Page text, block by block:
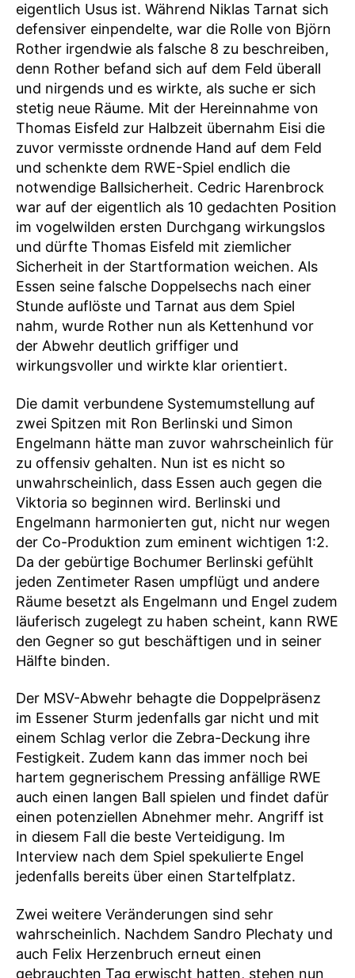
eigentlich Usus ist. Während Niklas Tarnat sich
defensiver einpendelte, war die Rolle von Björn
Rother irgendwie als falsche 8 zu beschreiben,
denn Rother befand sich auf dem Feld überall
und nirgends und es wirkte, als suche er sich
stetig neue Räume. Mit der Hereinnahme von
Thomas Eisfeld zur Halbzeit übernahm Eisi die
zuvor vermisste ordnende Hand auf dem Feld
und schenkte dem RWE-Spiel endlich die
notwendige Ballsicherheit. Cedric Harenbrock
war auf der eigentlich als 10 gedachten Position
im vogelwilden ersten Durchgang wirkungslos
und dürfte Thomas Eisfeld mit ziemlicher
Sicherheit in der Startformation weichen. Als
Essen seine falsche Doppelsechs nach einer
Stunde auflöste und Tarnat aus dem Spiel
nahm, wurde Rother nun als Kettenhund vor
der Abwehr deutlich griffiger und
wirkungsvoller und wirkte klar orientiert.
Die damit verbundene Systemumstellung auf
zwei Spitzen mit Ron Berlinski und Simon
Engelmann hätte man zuvor wahrscheinlich für
zu offensiv gehalten. Nun ist es nicht so
unwahrscheinlich, dass Essen auch gegen die
Viktoria so beginnen wird. Berlinski und
Engelmann harmonierten gut, nicht nur wegen
der Co-Produktion zum eminent wichtigen 1:2.
Da der gebürtige Bochumer Berlinski gefühlt
jeden Zentimeter Rasen umpflügt und andere
Räume besetzt als Engelmann und Engel zudem
läuferisch zugelegt zu haben scheint, kann RWE
den Gegner so gut beschäftigen und in seiner
Hälfte binden.
Der MSV-Abwehr behagte die Doppelpräsenz
im Essener Sturm jedenfalls gar nicht und mit
einem Schlag verlor die Zebra-Deckung ihre
Festigkeit. Zudem kann das immer noch bei
hartem gegnerischem Pressing anfällige RWE
auch einen langen Ball spielen und findet dafür
einen potenziellen Abnehmer mehr. Angriff ist
in diesem Fall die beste Verteidigung. Im
Interview nach dem Spiel spekulierte Engel
jedenfalls bereits über einen Startelfplatz.
Zwei weitere Veränderungen sind sehr
wahrscheinlich. Nachdem Sandro Plechaty und
auch Felix Herzenbruch erneut einen
gebrauchten Tag erwischt hatten, stehen nun